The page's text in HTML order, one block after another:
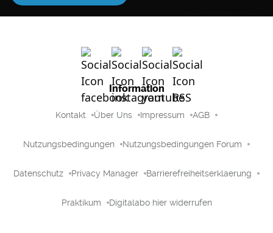
Information
Kontakt Über Uns Impressum AGB
Nutzungsbedingungen Nutzungsbedingungen Forum
Datenschutz Privacy Manager Barrierefreiheitserklaerung
Praktikum Digitalabo hier widerrufen